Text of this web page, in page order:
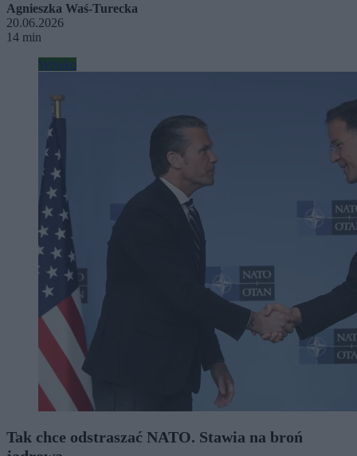
Agnieszka Waś-Turecka
20.06.2026
14 min
Wojsko
Tak chce odstraszać NATO. Stawia na broń